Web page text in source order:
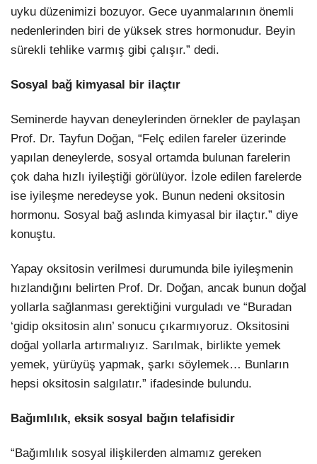
uyku düzenimizi bozuyor. Gece uyanmalarının önemli
nedenlerinden biri de yüksek stres hormonudur. Beyin
sürekli tehlike varmış gibi çalışır.” dedi.
Sosyal bağ kimyasal bir ilaçtır
Seminerde hayvan deneylerinden örnekler de paylaşan
Prof. Dr. Tayfun Doğan, “Felç edilen fareler üzerinde
yapılan deneylerde, sosyal ortamda bulunan farelerin
çok daha hızlı iyileştiği görülüyor. İzole edilen farelerde
ise iyileşme neredeyse yok. Bunun nedeni oksitosin
hormonu. Sosyal bağ aslında kimyasal bir ilaçtır.” diye
konuştu.
Yapay oksitosin verilmesi durumunda bile iyileşmenin
hızlandığını belirten Prof. Dr. Doğan, ancak bunun doğal
yollarla sağlanması gerektiğini vurguladı ve “Buradan
‘gidip oksitosin alın’ sonucu çıkarmıyoruz. Oksitosini
doğal yollarla artırmalıyız. Sarılmak, birlikte yemek
yemek, yürüyüş yapmak, şarkı söylemek… Bunların
hepsi oksitosin salgılatır.” ifadesinde bulundu.
Bağımlılık, eksik sosyal bağın telafisidir
“Bağımlılık sosyal ilişkilerden almamız gereken